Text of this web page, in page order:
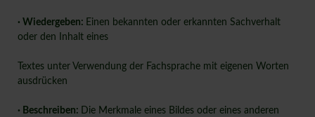
· Wiedergeben: Einen bekannten oder erkannten Sachverhalt
oder den Inhalt eines
Textes unter Verwendung der Fachsprache mit eigenen Worten
ausdrücken
· Beschreiben: Die Merkmale eines Bildes oder eines anderen